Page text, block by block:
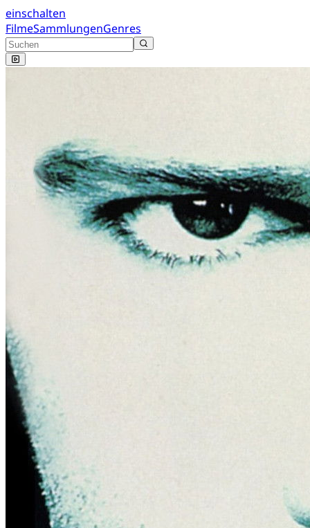
einschalten
FilmeSammlungenGenres